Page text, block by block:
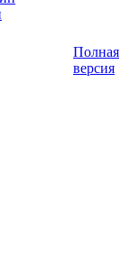
Полная
версия